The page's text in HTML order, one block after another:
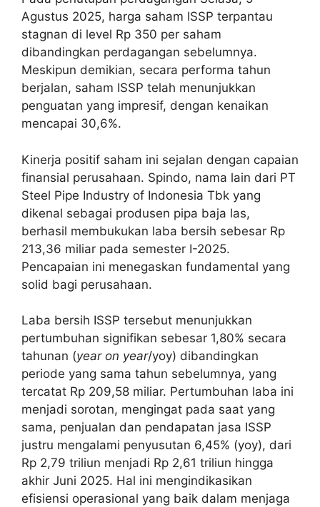
Agustus 2025, harga saham ISSP terpantau
stagnan di level Rp 350 per saham
dibandingkan perdagangan sebelumnya.
Meskipun demikian, secara performa tahun
berjalan, saham ISSP telah menunjukkan
penguatan yang impresif, dengan kenaikan
mencapai 30,6%.
Kinerja positif saham ini sejalan dengan capaian
finansial perusahaan. Spindo, nama lain dari PT
Steel Pipe Industry of Indonesia Tbk yang
dikenal sebagai produsen pipa baja las,
berhasil membukukan laba bersih sebesar Rp
213,36 miliar pada semester I-2025.
Pencapaian ini menegaskan fundamental yang
solid bagi perusahaan.
Laba bersih ISSP tersebut menunjukkan
pertumbuhan signifikan sebesar 1,80% secara
tahunan (year on year/yoy) dibandingkan
periode yang sama tahun sebelumnya, yang
tercatat Rp 209,58 miliar. Pertumbuhan laba ini
menjadi sorotan, mengingat pada saat yang
sama, penjualan dan pendapatan jasa ISSP
justru mengalami penyusutan 6,45% (yoy), dari
Rp 2,79 triliun menjadi Rp 2,61 triliun hingga
akhir Juni 2025. Hal ini mengindikasikan
efisiensi operasional yang baik dalam menjaga